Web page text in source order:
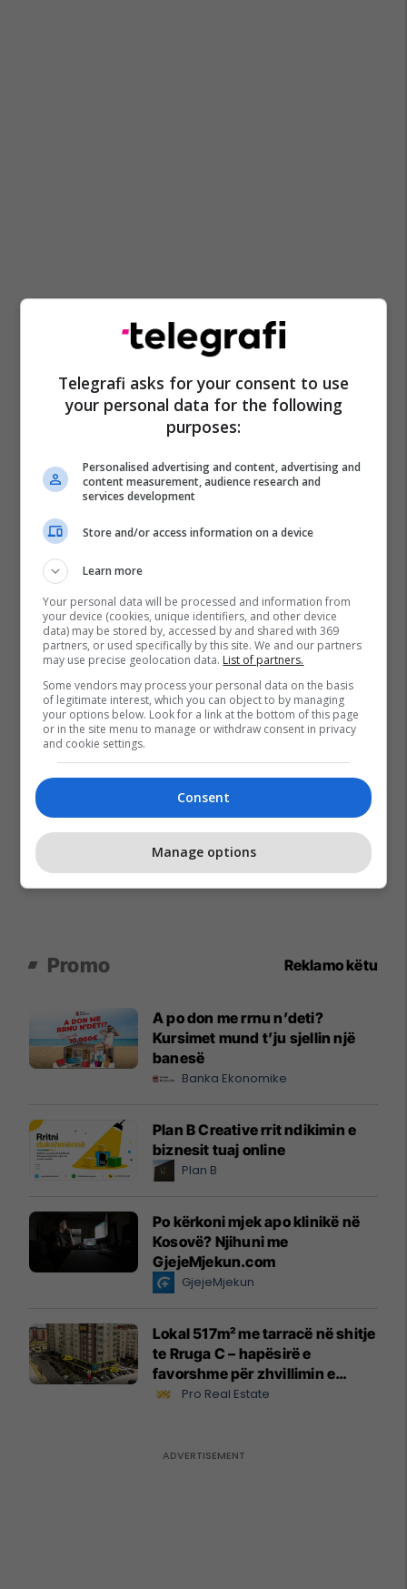
Qmk-Maqedoni Qendra Për Menaxhim Me Kriza
Promo Reklamo këtu
A po don me rrnu n’deti?
Kursimet mund t’ju sjellin një
banesë
Banka Ekonomike
Plan B Creative rrit ndikimin e
biznesit tuaj online
Plan B
Po kërkoni mjek apo klinikë në
Kosovë? Njihuni me
GjejeMjekun.com
GjejeMjekun
Lokal 517m² me tarracë në shitje
te Rruga C – hapësirë e
favorshme për zhvillimin e
biznesit #15796
Pro Real Estate
Telegrafi asks for your consent to use
your personal data for the following
purposes:
Personalised advertising and content, advertising and
content measurement, audience research and
services development
Store and/or access information on a device
Learn more
Your personal data will be processed and information from
your device (cookies, unique identifiers, and other device
data) may be stored by, accessed by and shared with 369
partners, or used specifically by this site. We and our partners
may use precise geolocation data. List of partners.
Some vendors may process your personal data on the basis
of legitimate interest, which you can object to by managing
your options below. Look for a link at the bottom of this page
or in the site menu to manage or withdraw consent in privacy
and cookie settings.
Consent
Manage options